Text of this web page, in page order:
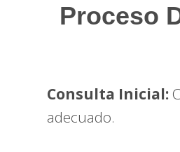
Proceso
Consulta Inicial:
adecuado.